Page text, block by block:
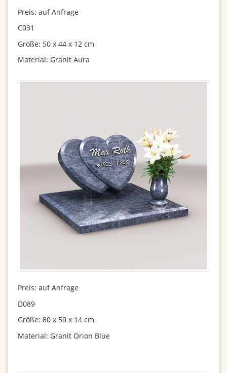
Preis: auf Anfrage
C031
Größe: 50 x 44 x 12 cm
Material: Granit Aura
Preis: auf Anfrage
D089
Größe: 80 x 50 x 14 cm
Material: Granit Orion Blue